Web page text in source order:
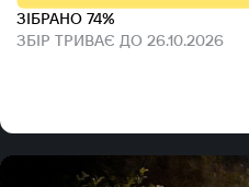
ЗІБРАНО 74%
ЗБІР ТРИВАЄ ДО 26.10.2026